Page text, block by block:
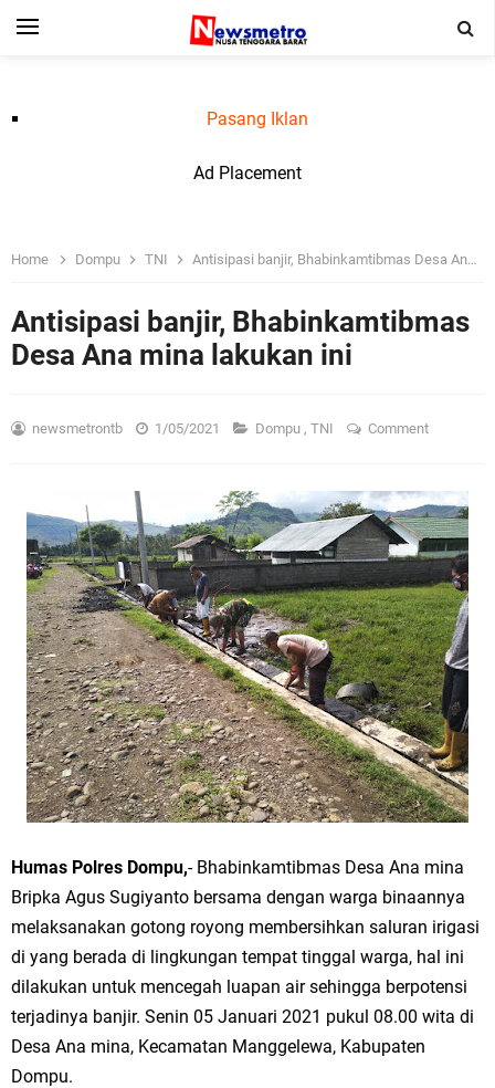
Pasang Iklan
Ad Placement
Home Dompu TNI Antisipasi banjir, Bhabinkamtibmas Desa Ana mina lakukan ini
Antisipasi banjir, Bhabinkamtibmas
Desa Ana mina lakukan ini
newsmetrontb 1/05/2021 Dompu , TNI Comment
Humas Polres Dompu,- Bhabinkamtibmas Desa Ana mina
Bripka Agus Sugiyanto bersama dengan warga binaannya
melaksanakan gotong royong membersihkan saluran irigasi
di yang berada di lingkungan tempat tinggal warga, hal ini
dilakukan untuk mencegah luapan air sehingga berpotensi
terjadinya banjir. Senin 05 Januari 2021 pukul 08.00 wita di
Desa Ana mina, Kecamatan Manggelewa, Kabupaten
Dompu.